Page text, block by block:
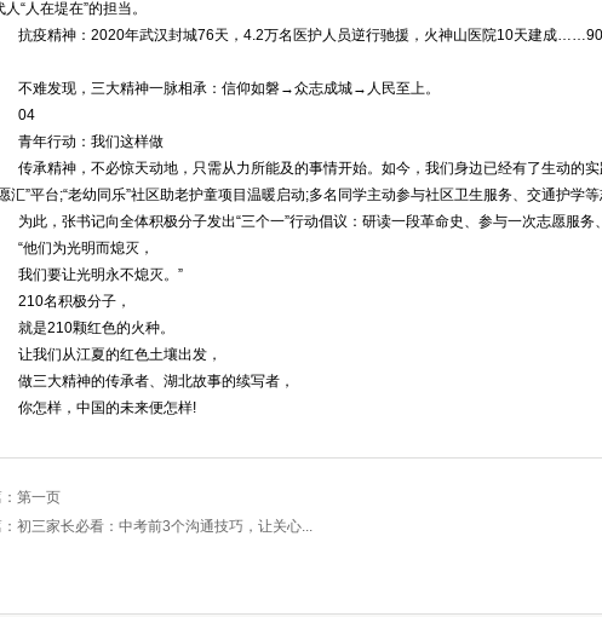
“人在堤在”的担当。
疫精神：2020年武汉封城76天，4.2万名医护人员逆行驰援，火神山医院10天建成
难发现，三大精神一脉相承：信仰如磐→众志成城→人民至上。
年行动：我们这样做
承精神，不必惊天动地，只需从力所能及的事情开始。如今，我们身边已经有了生动的实
汇”平台;“老幼同乐”社区助老护童项目温暖启动;多名同学主动参与社区卫生服务、交通护学等
此，张书记向全体积极分子发出“三个一”行动倡议：研读一段革命史、参与一次志愿服务
们为光明而熄灭，
们要让光明永不熄灭。”
名积极分子，
是210颗红色的火种。
我们从江夏的红色土壤出发，
三大精神的传承者、湖北故事的续写者，
怎样，中国的未来便怎样!
第一页
初三家长必看：中考前3个沟通技巧，让关心...